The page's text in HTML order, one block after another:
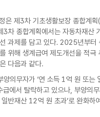
은 제3차 기초생활보장 종합계
3차 종합계획에서는 자동차재산
과제를 담고 있다. 2025년부터
위해 생계급여 제도개선을 적극
다음과 같다.
양의무자가 ‘연 소득 1억 원 또는
급에서 탈락하고 있으나, 부양의
반재산 12억 원 초과’로 완화하